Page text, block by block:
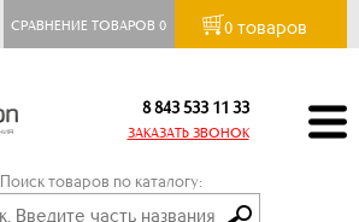
СРАВНЕНИЕ ТОВАРОВ0 0 товаров
8 843 533 11 33
ЗАКАЗАТЬ ЗВОНОК
Поиск товаров по каталогу: